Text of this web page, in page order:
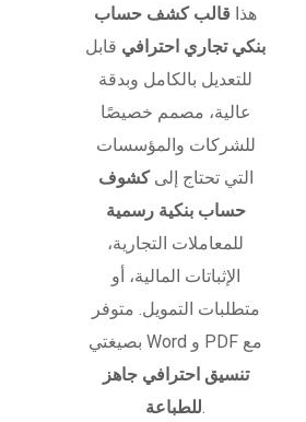
هذا قالب كشف حساب
بنكي تجاري احترافي قابل
للتعديل بالكامل وبدقة
عالية، مصمم خصيصًا
للشركات والمؤسسات
التي تحتاج إلىكشوف
حساب بنكية رسمية
للمعاملات التجارية،
الإثباتات المالية، أو
متطلبات التمويل. متوفر
بصيغتي Word و PDF مع
تنسيق احترافي جاهز
للطباعة.